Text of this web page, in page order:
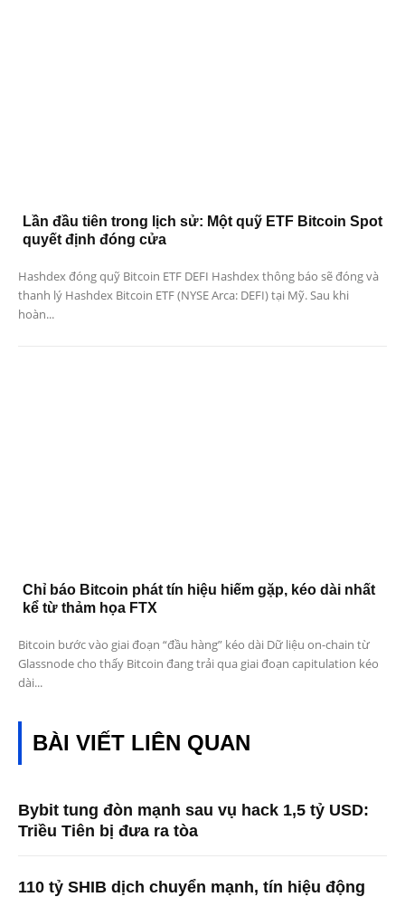
Lần đầu tiên trong lịch sử: Một quỹ ETF Bitcoin Spot
quyết định đóng cửa
Hashdex đóng quỹ Bitcoin ETF DEFI Hashdex thông báo sẽ đóng và
thanh lý Hashdex Bitcoin ETF (NYSE Arca: DEFI) tại Mỹ. Sau khi
hoàn...
Chỉ báo Bitcoin phát tín hiệu hiếm gặp, kéo dài nhất
kể từ thảm họa FTX
Bitcoin bước vào giai đoạn “đầu hàng” kéo dài Dữ liệu on-chain từ
Glassnode cho thấy Bitcoin đang trải qua giai đoạn capitulation kéo
dài...
BÀI VIẾT LIÊN QUAN
Bybit tung đòn mạnh sau vụ hack 1,5 tỷ USD:
Triều Tiên bị đưa ra tòa
110 tỷ SHIB dịch chuyển mạnh, tín hiệu động